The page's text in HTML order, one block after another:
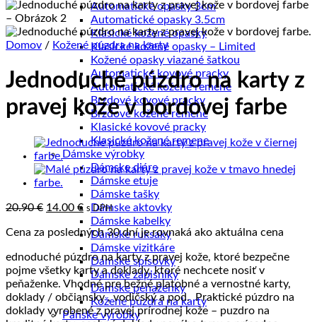
Automatické opasky 3cm
Automatické opasky 3.5cm
Klasické kožené opasky
Klasické kožené opasky – Limited
Kožené opasky viazané šatkou
Automatické kovové pracky
Automatické kožené remene
Brzdové kovové pracky
Brzdové kožené remene
Klasické kovové pracky
Klasické kožené remene
Dámske výrobky
Dámske diáre
Dámske etuje
Dámske tašky
Dámske aktovky
Dámske kabelky
Dámske ruksaky
Dámske vizitkáre
Dámske spisovky
Dámske zápisníky
Dámske peňaženky
Kožené púzdra na karty
Pánske výrobky
Domov / Kožené púzdra na karty
Jednoduché púzdro na karty z
pravej kože v bordovej farbe
20.90€ Pôvodná
bola:
20.90 €.
14.00 €Aktuálna
cena
je:
14.00 €.
s DPH
Cena za posledných 30 dní je rovnaká ako aktuálna cena
ednoduché púzdro na karty z pravej kože, ktoré bezpečne
pojme všetky karty a doklady, ktoré nechcete nosiť v
peňaženke. Vhodné pre bežné platobné a vernostné karty,
doklady / občiansky , vodičský a pod. Praktické púzdro na
doklady vyrobené z pravej prírodnej kože – puzdro na